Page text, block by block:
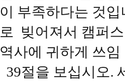
이 부족하다는 것
로 빚어져서 캠퍼
역사에 귀하게 쓰
39절을 보십시오.